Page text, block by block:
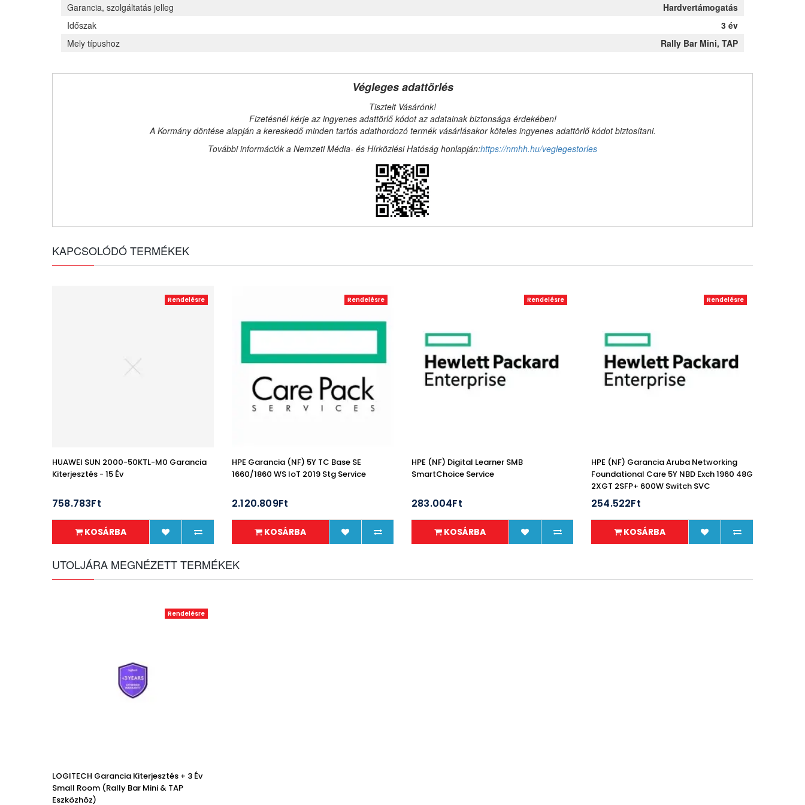
Garancia, szolgáltatás jelleg
Hardvertámogatás
Időszak
3 év
Mely típushoz
Rally Bar Mini, TAP
Végleges adattörlés
Tisztelt Vásárónk!
Fizetésnél kérje az ingyenes adattörlő kódot az adatainak biztonsága érdekében!
A Kormány döntése alapján a kereskedő minden tartós adathordozó termék vásárlásakor köteles ingyenes adattörlő kódot biztosítani.
További információk a Nemzeti Média- és Hírközlési Hatóság honlapján:https://nmhh.hu/veglegestorles
KAPCSOLÓDÓ TERMÉKEK
Rendelésre
HUAWEI SUN 2000-50KTL-M0 Garancia
Kiterjesztés - 15 Év
758.783Ft
KOSÁRBA
Rendelésre
HPE Garancia (NF) 5Y TC Base SE
1660/1860 WS IoT 2019 Stg Service
2.120.809Ft
KOSÁRBA
Rendelésre
HPE (NF) Digital Learner SMB
SmartChoice Service
283.004Ft
KOSÁRBA
Rendelésre
HPE (NF) Garancia Aruba Networking
Foundational Care 5Y NBD Exch 1960 48G
2XGT 2SFP+ 600W Switch SVC
254.522Ft
KOSÁRBA
UTOLJÁRA MEGNÉZETT TERMÉKEK
Rendelésre
LOGITECH Garancia Kiterjesztés + 3 Év
Small Room (Rally Bar Mini & TAP
Eszközhöz)